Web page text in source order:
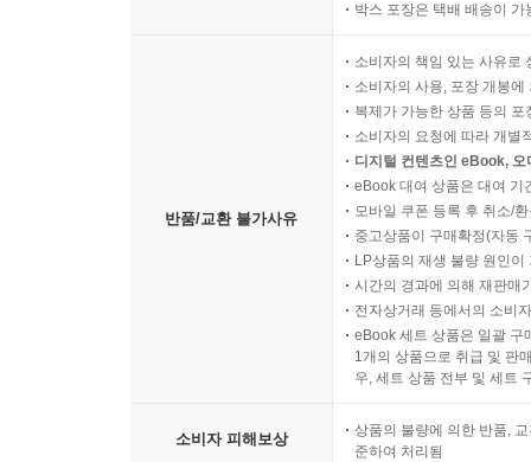
박스 포장은 택배 배송이
반품/교환 불가사유
소비자의 책임 있는 사유로
소비자의 사용, 포장 개봉
복제가 가능한 상품 등의
소비자의 요청에 따라 개별
디지털 컨텐츠인 eBook,
eBook 대여 상품은 대여 기
모바일 쿠폰 등록 후 취소/
중고상품이 구매확정(자동
LP상품의 재생 불량 원인
시간의 경과에 의해 재판매
전자상거래 등에서의 소비
eBook 세트 상품은 일괄 구
1개의 상품으로 취급 및 판
우, 세트 상품 전부 및 세트
소비자 피해보상
상품의 불량에 의한 반품,
준하여 처리됨